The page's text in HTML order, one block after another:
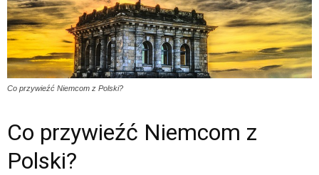
Co przywieźć Niemcom z Polski?
Co przywieźć Niemcom z
Polski?